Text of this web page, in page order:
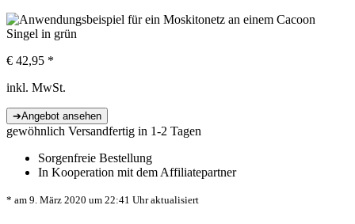
€ 42,95 *
inkl. MwSt.
gewöhnlich Versandfertig in 1-2 Tagen
Sorgenfreie Bestellung
In Kooperation mit dem Affiliatepartner
* am 9. März 2020 um 22:41 Uhr aktualisiert